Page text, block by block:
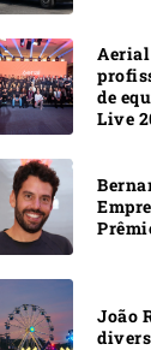
Aerial
de
Live
João